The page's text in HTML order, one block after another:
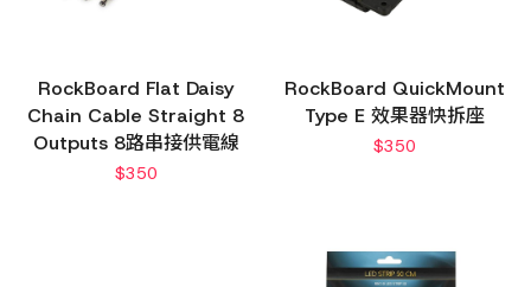
RockBoard Flat Daisy
Chain Cable Straight 8
Outputs 8路串接供電線
$350
RockBoard QuickMount
Type E 效果器快拆座
$350